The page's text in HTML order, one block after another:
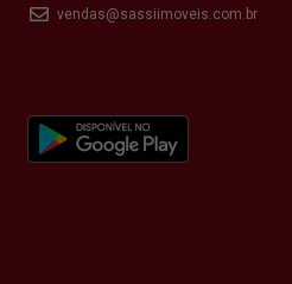
vendas@sassiimoveis.com.br